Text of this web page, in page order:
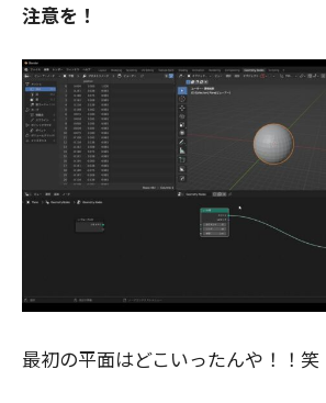
注意を！
最初の平面はどこいったんや！！笑